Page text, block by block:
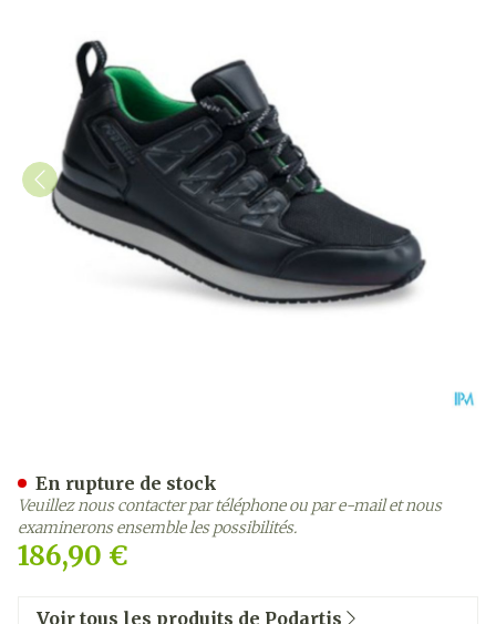
186,90 €
En rupture de stock
Veuillez nous contacter par téléphone ou par e-mail et nous
examinerons ensemble les possibilités.
Voir tous les produits de Podartis